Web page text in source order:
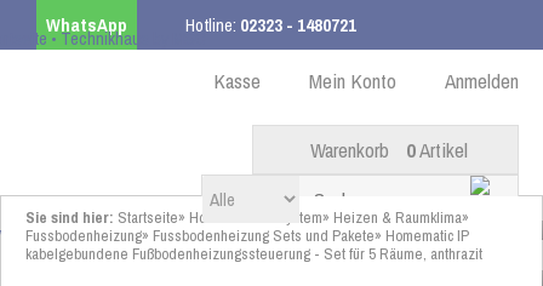
WhatsApp Hotline: 02323 - 1480721
ab 99,00 € innerhalb DE Anmelden
Mein Konto
Kasse
Warenkorb 0Artikel
Sie sind hier: Startseite» Homematic IP System» Heizen & Raumklima»
Fussbodenheizung» Fussbodenheizung Sets und Pakete» Homematic IP
kabelgebundene Fußbodenheizungssteuerung - Set für 5 Räume, anthrazit